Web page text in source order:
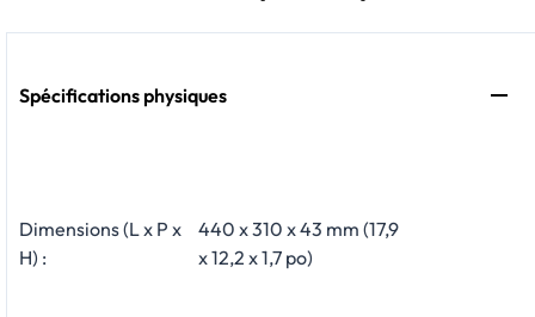
Spécifications physiques
Dimensions (L x P x
H) :
440 x 310 x 43 mm (17,9
x 12,2 x 1,7 po)